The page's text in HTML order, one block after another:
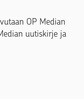
OP Median
uutiskirje ja